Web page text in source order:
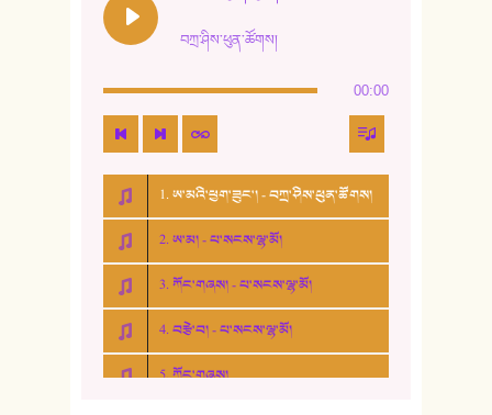
བཀྲ་ཤིས་ཕུན་ཚོགས།
00:00
1. ཨ་མའི་ཕྱག་ཟུང་། - བཀྲ་ཤིས་ཕུན་ཚོགས།
2. ཨ་མ། - པ་སངས་ལྷ་མོ།
3. ཀོང་གཞས། - པ་སངས་ལྷ་མོ།
4. བརྩེ་བ། - པ་སངས་ལྷ་མོ།
5. ཀོང་གཞས།